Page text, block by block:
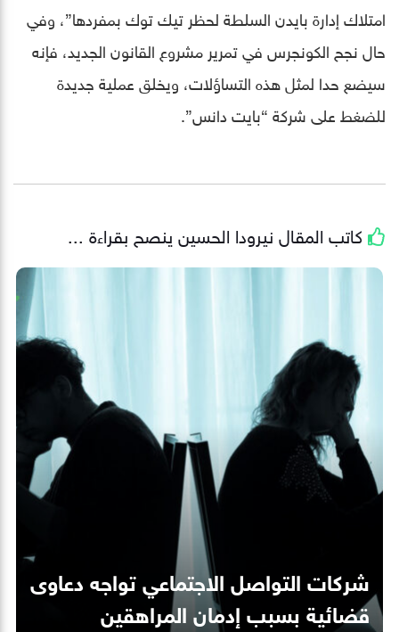
امتلاك إدارة بايدن السلطة لحظر تيك توك بمفردها”، وفي
حال نجح الكونجرس في تمرير مشروع القانون الجديد، فإنه
سيضع حدا لمثل هذه التساؤلات، ويخلق عملية جديدة
للضغط على شركة “بايت دانس”.
كاتب المقال نيرودا الحسين ينصح بقراءة ...
شركات التواصل الاجتماعي تواجه دعاوى
قضائية بسبب إدمان المراهقين